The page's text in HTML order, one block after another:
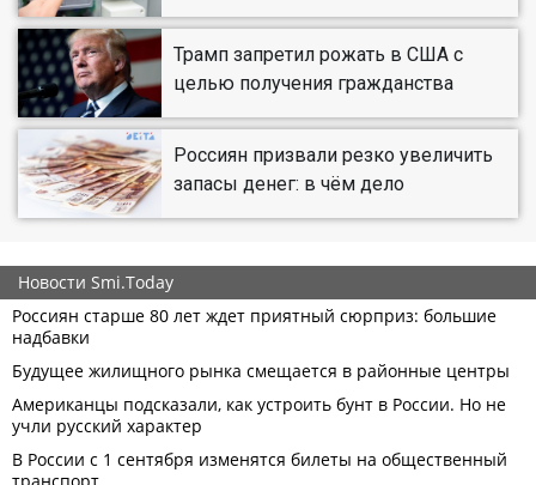
Трамп запретил рожать в США с
целью получения гражданства
Россиян призвали резко увеличить
запасы денег: в чём дело